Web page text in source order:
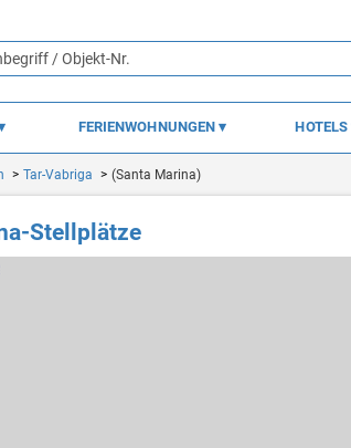
FERIENWOHNUNGEN HOTELS
Tar-Vabriga (Santa Marina)
Stellplätze